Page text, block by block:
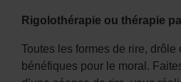
Rigolothérapie ou thérapie
Toutes les formes de rire, drôle
bénéfiques pour le moral.